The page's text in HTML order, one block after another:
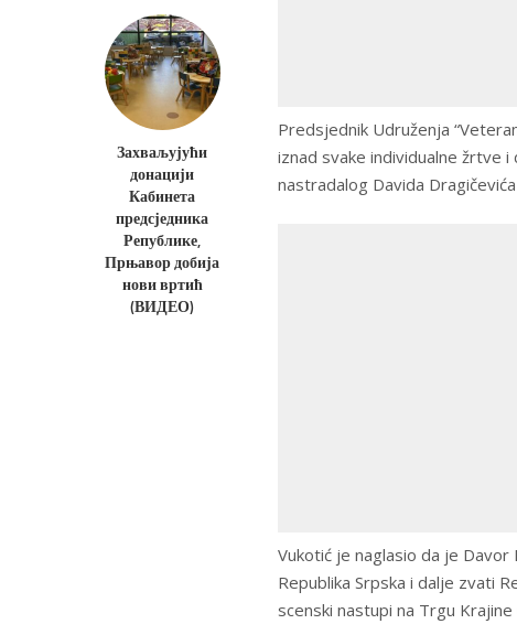
Захваљујући
донацији
Кабинета
предсједника
Републике,
Прњавор добија
нови вртић
(ВИДЕО)
Predsjednik Udruženja
iznad svake individualne žrtve
nastradalog Davida
Vukotić je naglasio da je
Republika Srpska i dalje zvati
scenski nastupi na Trgu